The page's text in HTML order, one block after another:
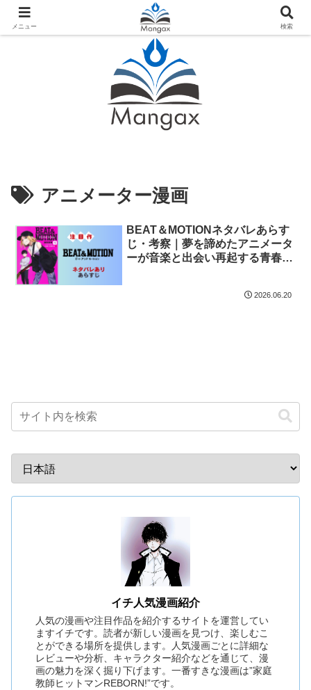
人気おすすめ漫画紹介ならMangax（マンガックス）
アニメーター漫画
BEAT＆MOTIONネタバレあらす
じ・考察｜夢を諦めたアニメータ
ーが音楽と出会い再起する青春サ
2026.06.20
イチ人気漫画紹介
人気の漫画や注目作品を紹介するサイトを運営してい
ますイチです。読者が新しい漫画を見つけ、楽しむこ
とができる場所を提供します。人気漫画ごとに詳細な
レビューや分析、キャラクター紹介などを通じて、漫
画の魅力を深く掘り下げます。一番すきな漫画は”家庭
教師ヒットマンREBORN!”です。
メニュー 検索